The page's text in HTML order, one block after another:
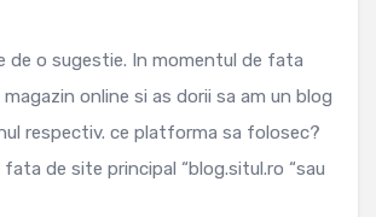
de o sugestie. In momentul de fata
online si as dorii sa am un blog
respectiv. ce platforma sa folosec?
de site principal “blog.situl.ro “sau